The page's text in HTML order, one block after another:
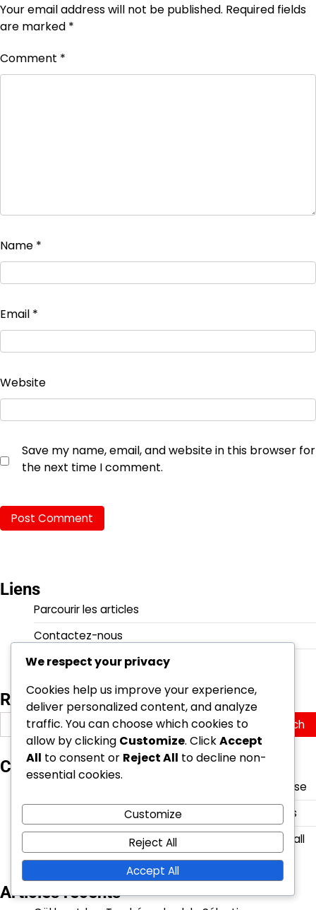
Your email address will not be published. Required fields
are marked *
Comment *
Name *
Email *
Website
Save my name, email, and website in this browser for
the next time I comment.
Liens
Parcourir les articles
Contactez-nous
Notre histoire
Recherche
Search
for:
Catégories
Biographies des joueurs des stars du football suisse
Points forts de la carrière des footballeurs suisses
Réalisations internationales des joueurs de football
suisses
Articles récents
We respect your privacy
Cookies help us improve your experience,
deliver personalized content, and analyze
traffic. You can choose which cookies to
allow by clicking Customize. ClickAccept
All to consent or Reject All to decline non-
essential cookies.
Customize
Reject All
Accept All